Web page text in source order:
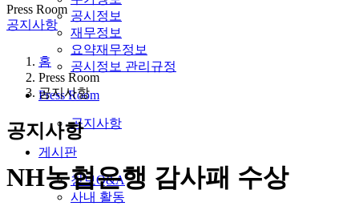
공시정보
재무정보
요약재무정보
공시정보 관리규정
Press Room
공지사항
게시판
청보Q&A
사내 활동
Press Room
공지사항
홈
Press Room
공지사항
공지사항
NH농협은행 감사패 수상